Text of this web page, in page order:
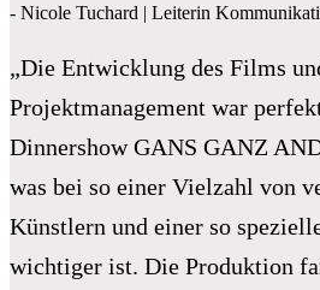
- Nicole Tuchard | Leiterin
„Die Entwicklung des Films
Projektmanagement war
Dinnershow GANS GANZ
was bei so einer Vielzahl von
Künstlern und einer so
wichtiger ist. Die Produktion